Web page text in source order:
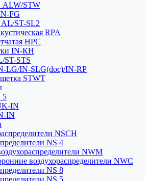
ALW/STW
FG
ST-SL2
RPA
НРС
IN-КН
ST-STS
LG/IN-SLG(doc)/IN-RP
STWT
5
IN
IN
NSCH
NS 4
NWM
воздухораспределители NWC
NS 8
NS 5